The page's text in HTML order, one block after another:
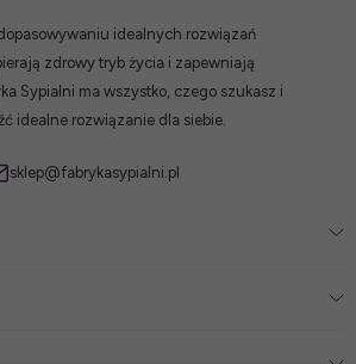
idealnych rozwiązań
zdrowy tryb życia i zapewniają
Sypialni ma wszystko, czego szukasz i
idealne rozwiązanie dla siebie.
sklep@fabrykasypialni.pl